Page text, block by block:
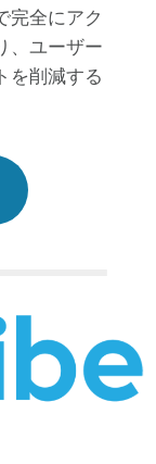
完全にアク
、ユーザー
を削減する